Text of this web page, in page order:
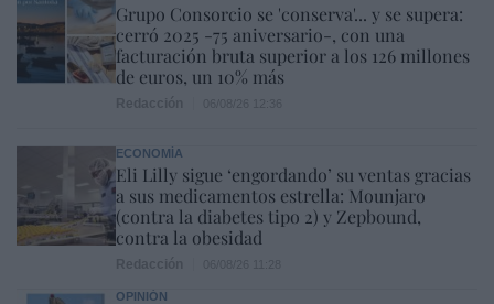
Grupo Consorcio se 'conserva'... y se supera:
cerró 2025 -75 aniversario-, con una
facturación bruta superior a los 126 millones
de euros, un 10% más
ECONOMÍA
Eli Lilly sigue ‘engordando’ su ventas gracias
a sus medicamentos estrella: Mounjaro
(contra la diabetes tipo 2) y Zepbound,
contra la obesidad
OPINIÓN